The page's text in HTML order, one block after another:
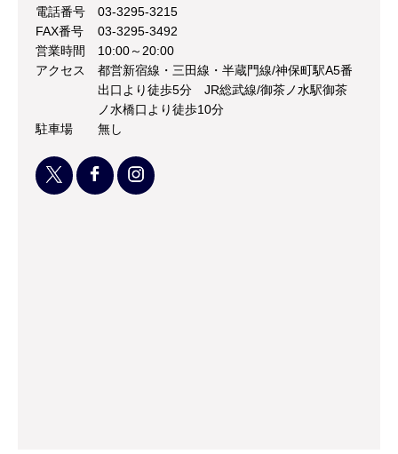
電話番号
03-3295-3215
FAX番号
03-3295-3492
営業時間
10:00～20:00
アクセス
都営新宿線・三田線・半蔵門線/神保町駅A5番
出口より徒歩5分 JR総武線/御茶ノ水駅御茶
ノ水橋口より徒歩10分
駐車場
無し